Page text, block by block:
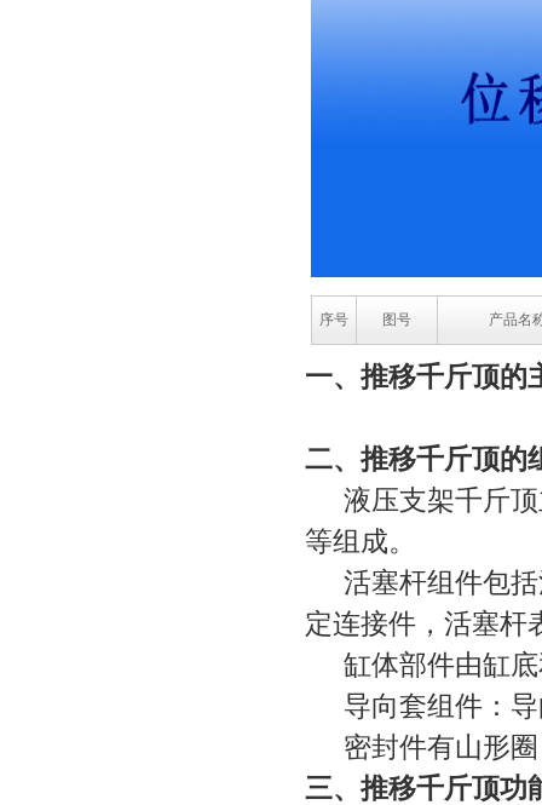
序号 图号 产品名
一、推移千斤顶的
二、推移千斤顶的
液压支架千斤顶
等组成。
活塞杆组件包
定连接件，活塞杆
缸体部件由缸
导向套组件：
密封件有山形
三、 推移千斤顶功